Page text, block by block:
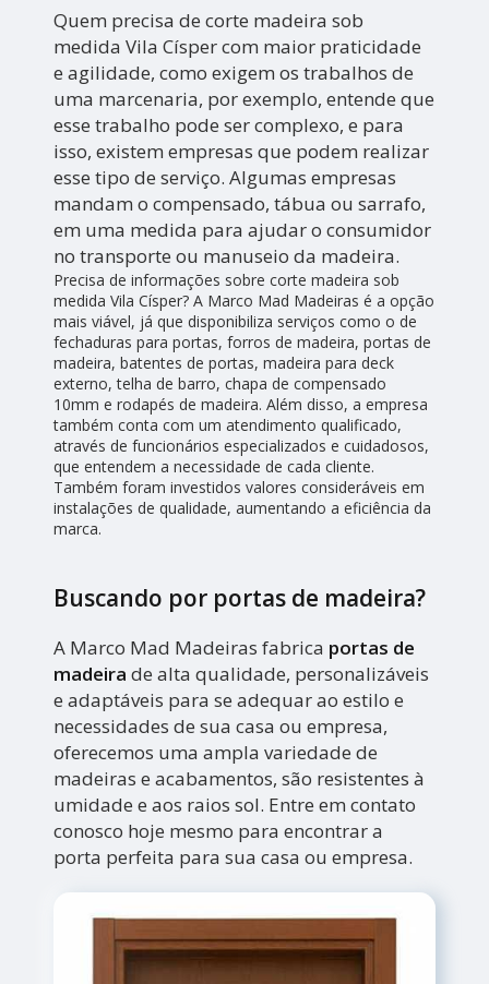
Quem precisa de corte madeira sob
medida Vila Císper com maior praticidade
e agilidade, como exigem os trabalhos de
uma marcenaria, por exemplo, entende que
esse trabalho pode ser complexo, e para
isso, existem empresas que podem realizar
esse tipo de serviço. Algumas empresas
mandam o compensado, tábua ou sarrafo,
em uma medida para ajudar o consumidor
no transporte ou manuseio da madeira.
Precisa de informações sobre corte madeira sob
medida Vila Císper? A Marco Mad Madeiras é a opção
mais viável, já que disponibiliza serviços como o de
fechaduras para portas, forros de madeira, portas de
madeira, batentes de portas, madeira para deck
externo, telha de barro, chapa de compensado
10mm e rodapés de madeira. Além disso, a empresa
também conta com um atendimento qualificado,
através de funcionários especializados e cuidadosos,
que entendem a necessidade de cada cliente.
Também foram investidos valores consideráveis em
instalações de qualidade, aumentando a eficiência da
marca.
Buscando por portas de madeira?
A Marco Mad Madeiras fabrica portas de
madeira de alta qualidade, personalizáveis
e adaptáveis para se adequar ao estilo e
necessidades de sua casa ou empresa,
oferecemos uma ampla variedade de
madeiras e acabamentos, são resistentes à
umidade e aos raios sol. Entre em contato
conosco hoje mesmo para encontrar a
porta perfeita para sua casa ou empresa.